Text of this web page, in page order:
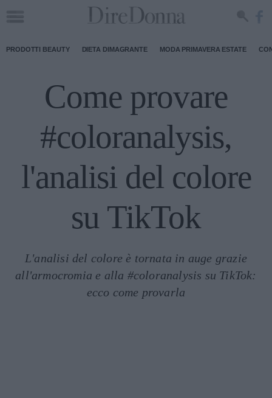
PRODOTTI BEAUTY DIETA DIMAGRANTE MODA PRIMAVERA ESTATE
Come provare
#coloranalysis,
l'analisi del colore
su TikTok
L'analisi del colore è tornata in auge grazie
all'armocromia e alla #coloranalysis su TikTok:
ecco come provarla